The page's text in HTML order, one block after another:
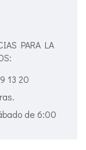
PARA LA
13 20
de 6:00